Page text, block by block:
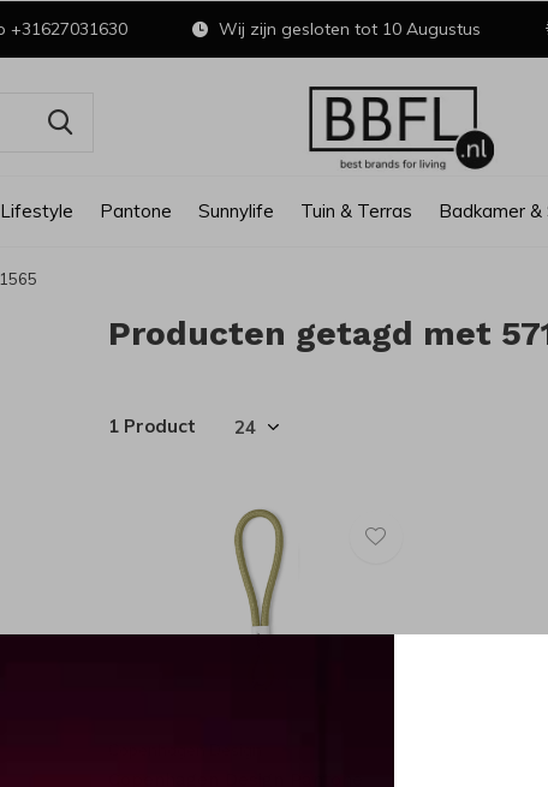
Lifestyle Pantone Sunnylife Tuin & Terras Badkamer &
+31627031630 Wij zijn gesloten tot 10 Augustus
Producten getagd met
1 Product